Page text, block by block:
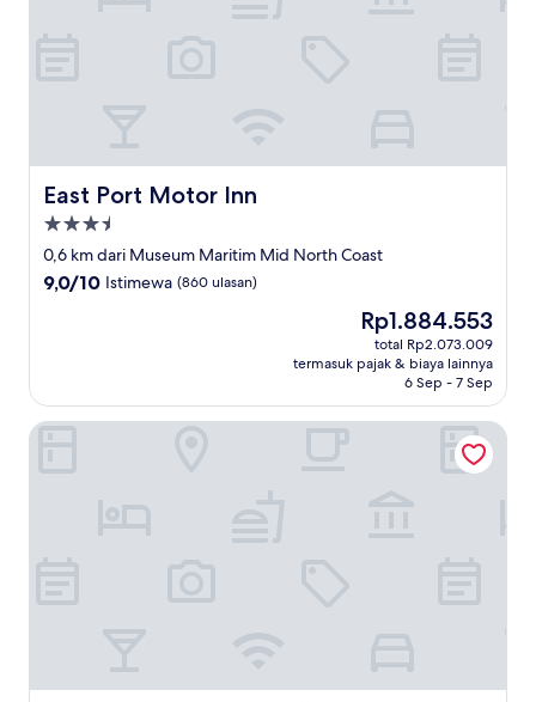
East Port Motor Inn
East Port Motor Inn
Properti
bintang
3.5
0,6 km dari Museum Maritim Mid North Coast
9.0
9,0/10 Istimewa (860 ulasan)
Harga
sekarang
Rp1.884.553
Rp1.884.553
total Rp2.073.009
termasuk pajak & biaya lainnya
6 Sep - 7 Sep
Macquarie Waters Boutique Apartment Hotel